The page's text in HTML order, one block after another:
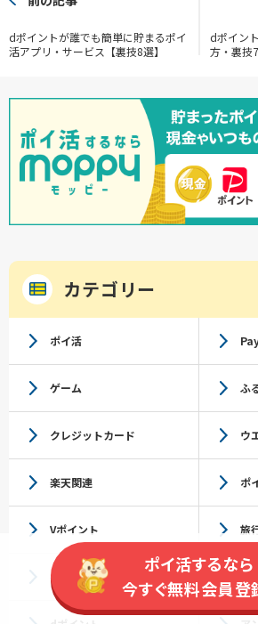
dポイントが誰でも簡単に貯まるポイ
活アプリ・サービス【裏技8選】
dポイン
方・裏技
カテゴリー
ポイ活
ゲーム ふ
クレジットカード ウ
楽天関連 ポ
Vポイント 旅
毎日コツコツ 節約
ポイ活するなら
今すぐ無料会員登